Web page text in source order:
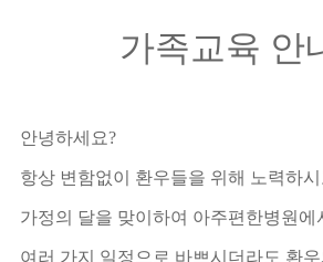
가족교육 안
안녕하세요?
항상 변함없이 환우들을 위해 노력하
가정의 달을 맞이하여 아주편한병원
여러 가지 일정으로 바쁘시더라도 환